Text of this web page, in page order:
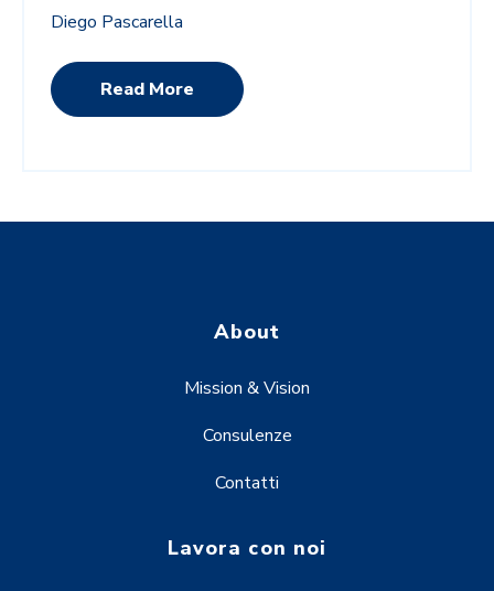
Diego Pascarella
Read More
About
Mission & Vision
Consulenze
Contatti
Lavora con noi